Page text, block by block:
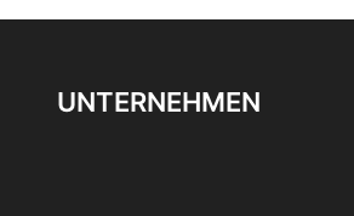
UNTERNEHMEN